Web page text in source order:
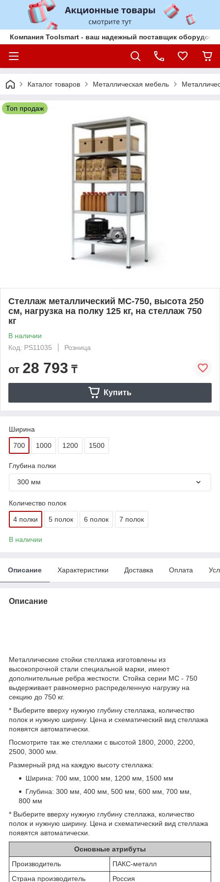
Компания Toolsmart - ваш надежный поставщик
Каталог товаров Металлическая мебель
Топ продаж
Стеллаж металлический МС-750, высота 250
см, нагрузка на полку 125 кг, на стеллаж 750
кг
В наличии
Код: PS11035
Розница
от 28 793 ₸
Купить
Ширина
700 1000 1200 1500
Глубина полки
300 мм
Количество полок
4 полки 5 полок 6 полок 7 полок
В наличии
Описание Характеристики Доставка Оплата
Описание
Металлические стойки стеллажа изготовлены из
высокопрочной стали специальной марки, имеют
дополнительные ребра жесткости. Стойка серии МС - 750
выдерживает равномерно распределенную нагрузку на
секцию до 750 кг.
* Выберите вверху нужную глубину стеллажа, количество
полок и нужную ширину. Цена и схематический вид стеллажа
появятся автоматически.
Посмотрите так же стеллажи с высотой 1800, 2000, 2200,
2500, 3000 мм.
Размерный ряд на каждую высоту стеллажа:
Ширина: 700 мм, 1000 мм, 1200 мм, 1500 мм
Глубина: 300 мм, 400 мм, 500 мм, 600 мм, 700 мм,
800 мм
* Выберите вверху нужную глубину стеллажа, количество
полок и нужную ширину. Цена и схематический вид стеллажа
появятся автоматически.
Основные атрибуты
Производитель
ПАКС-металл
Страна производитель
Россия